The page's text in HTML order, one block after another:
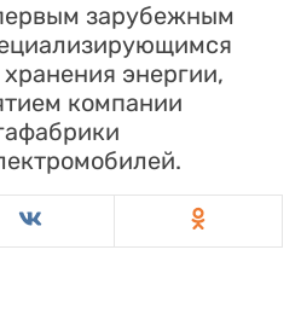
зарубежным
энергии,
компании